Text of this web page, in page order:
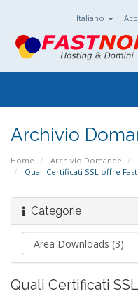
Italiano
Archivio
Home Archivio Domande
Quali Certificati SSL offre
Categorie
Quali Certificati